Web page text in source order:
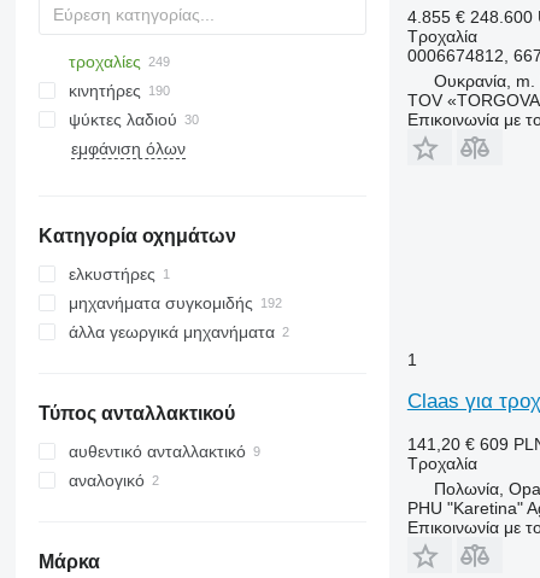
τροχαλίες
κινητήρες
ψύκτες λαδιού
εμφάνιση όλων
Κατηγορία οχημάτων
ελκυστήρες
τροχοφόρα τρακτέρ
μηχανήματα συγκομιδής
θεριζοαλωνιστικές μηχανές
άλλα γεωργικά μηχανήματα
Τύπος ανταλλακτικού
αυθεντικό ανταλλακτικό
αναλογικό
Μάρκα
4.855 € 248.600
Τροχαλία
0006674812,
Ουκρανία, m.
TOV
Επικοινωνία με
1
Claas για
141,20 € 609
Τροχαλία
Πολωνία,
PHU "Karetina"
Επικοινωνία με